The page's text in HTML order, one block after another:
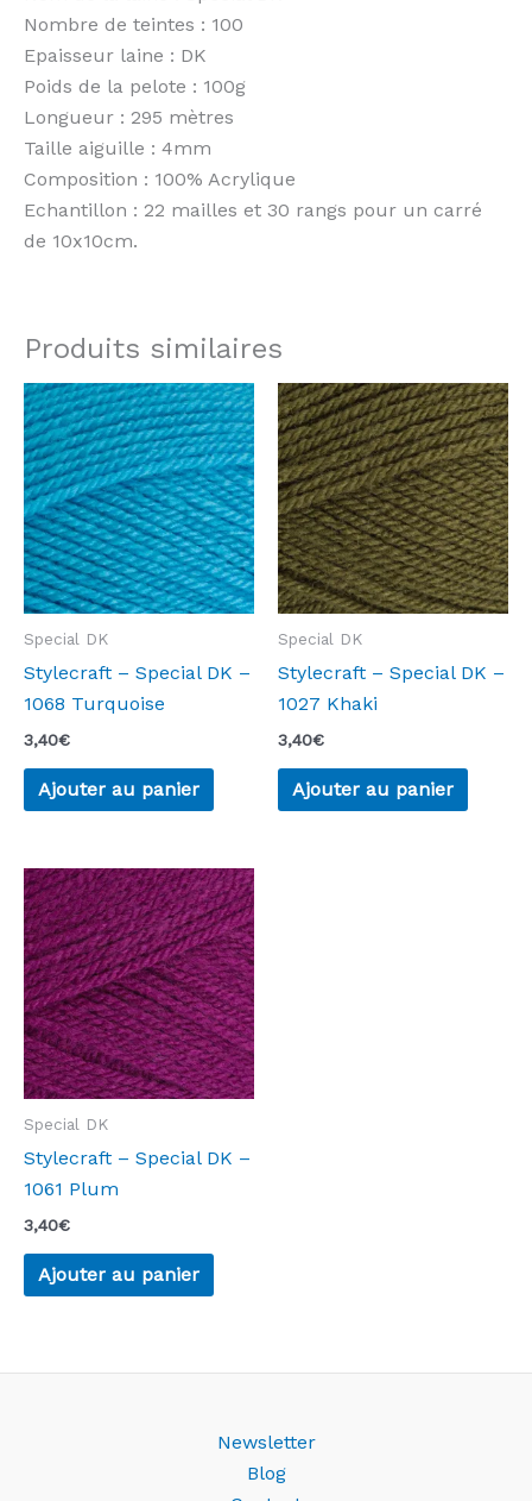
Nombre de teintes : 100
Epaisseur laine : DK
Poids de la pelote : 100g
Longueur : 295 mètres
Taille aiguille : 4mm
Composition : 100% Acrylique
Echantillon : 22 mailles et 30 rangs pour un carré
de 10x10cm.
Produits similaires
Special DK
Stylecraft – Special DK –
1068 Turquoise
3,40€
Ajouter au panier
Special DK
Stylecraft – Special DK –
1027 Khaki
3,40€
Ajouter au panier
Special DK
Stylecraft – Special DK –
1061 Plum
3,40€
Ajouter au panier
Newsletter
Blog